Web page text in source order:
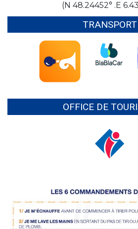
(N 48.24452° .E
TRANSPORT
OFFICE DE